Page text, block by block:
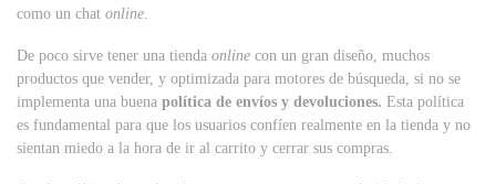
como un chat online
De poco sirve tener una tienda online con un gran diseño, muchos
productos que vender, y optimizada para motores de búsqueda, si no se
implementa una buena política de envíos y devoluciones. Esta política
es fundamental para que los usuarios confíen realmente en la tienda y no
sientan miedo a la hora de ir al carrito y cerrar sus compras.